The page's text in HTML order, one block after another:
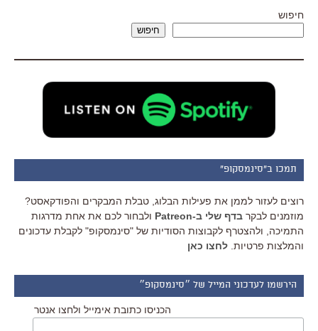
חיפוש
חיפוש
תמכו ב"סינמסקופ"
רוצים לעזור לממן את פעילות הבלוג, טבלת המבקרים והפודקאסט?
מוזמנים לבקר בדף שלי ב-Patreon
ולבחור לכם את אחת מדרגות
התמיכה, ולהצטרף לקבוצות הסודיות של "סינמסקופ" לקבלת עדכונים
והמלצות פרטיות. לחצו כאן
הירשמו לעדכוני המייל של ״סינמסקופ״
הכניסו כתובת אימייל ולחצו אנטר